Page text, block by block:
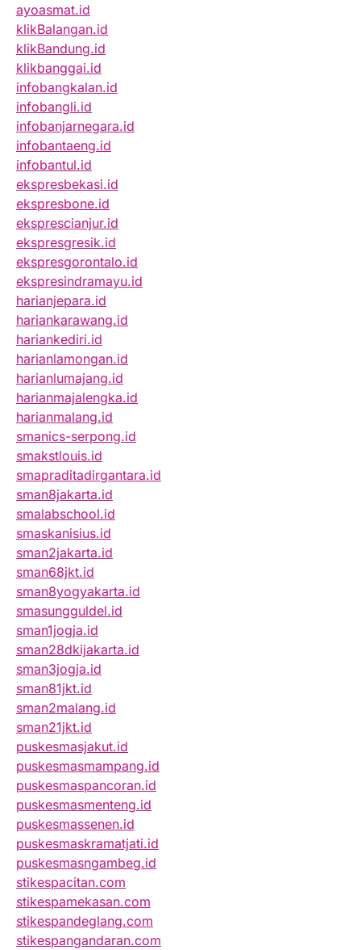
ayoasmat.id
klikBalangan.id
klikBandung.id
klikbanggai.id
infobangkalan.id
infobangli.id
infobanjarnegara.id
infobantaeng.id
infobantul.id
ekspresbekasi.id
ekspresbone.id
eksprescianjur.id
ekspresgresik.id
ekspresgorontalo.id
ekspresindramayu.id
harianjepara.id
hariankarawang.id
hariankediri.id
harianlamongan.id
harianlumajang.id
harianmajalengka.id
harianmalang.id
smanics-serpong.id
smakstlouis.id
smapraditadirgantara.id
sman8jakarta.id
smalabschool.id
smaskanisius.id
sman2jakarta.id
sman68jkt.id
sman8yogyakarta.id
smasungguldel.id
sman1jogja.id
sman28dkijakarta.id
sman3jogja.id
sman81jkt.id
sman2malang.id
sman21jkt.id
puskesmasjakut.id
puskesmasmampang.id
puskesmaspancoran.id
puskesmasmenteng.id
puskesmassenen.id
puskesmaskramatjati.id
puskesmasngambeg.id
stikespacitan.com
stikespamekasan.com
stikespandeglang.com
stikespangandaran.com